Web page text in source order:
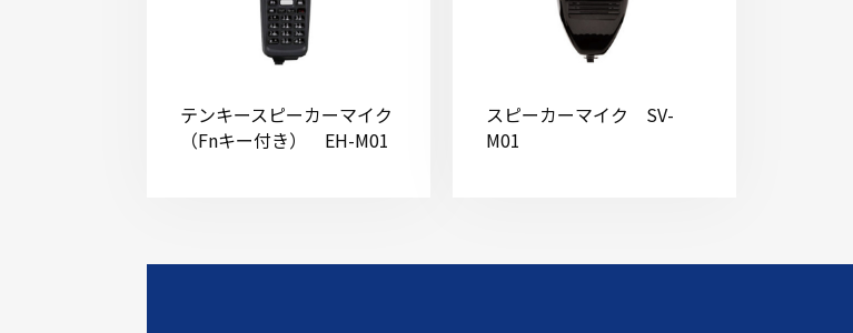
テンキースピーカーマイク
（Fnキー付き） EH-M01
スピーカーマイク SV-
M01